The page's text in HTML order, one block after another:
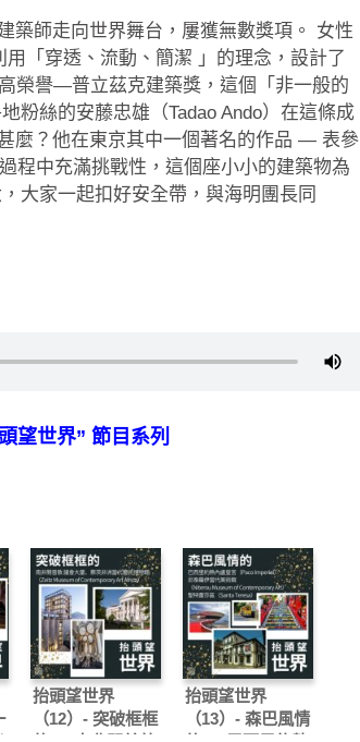
築師走向世界舞台，屢獲無數獎項。 女性
「穿透、流動、簡潔 」的理念，設計了
榮譽—普立茲克建築獎，這個「非一般的
粉絲的安藤忠雄（Tadao Ando）在這條成
麼？他在東京其中一個著名的作品 — 表參
程中充滿挑戰性，這個座小小的建築物為
大家一起扣好安全帶，與海明團長同
望世界” 節目系列
抬頭望世界
（12）- 突破框框
抬頭望世界
（13）- 森巴風情